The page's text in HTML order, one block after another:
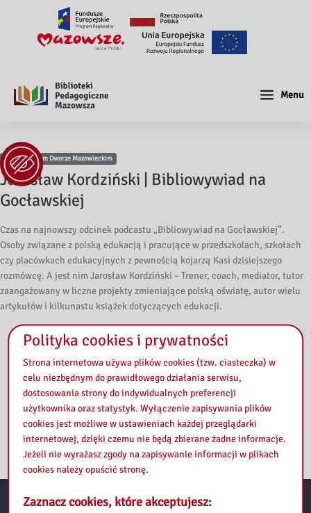
Menu
Filia w Nowym Dworze Mazowieckim
Jarosław Kordziński | Bibliowywiad na
Gocławskiej
Czas na najnowszy odcinek podcastu „Bibliowywiad na Gocławskiej”.
Osoby związane z polską edukacją i pracujące w przedszkolach, szkołach
czy placówkach edukacyjnych z pewnością kojarzą Kasi dzisiejszego
rozmówcę. A jest nim Jarosław Kordziński – Trener, coach, mediator, tutor
zaangażowany w liczne projekty zmieniające polską oświatę, autor wielu
artykułów i kilkunastu książek dotyczących edukacji.
Polityka cookies i prywatności
Strona internetowa używa plików cookies (tzw. ciasteczka) w
celu niezbędnym do prawidłowego działania serwisu,
dostosowania strony do indywidualnych preferencji
użytkownika oraz statystyk. Wyłączenie zapisywania plików
cookies jest możliwe w ustawieniach każdej przeglądarki
internetowej, dzięki czemu nie będą zbierane żadne informacje.
Jeżeli nie wyrażasz zgody na zapisywanie informacji w plikach
cookies należy opuścić stronę.
Zaznacz cookies, które akceptujesz: